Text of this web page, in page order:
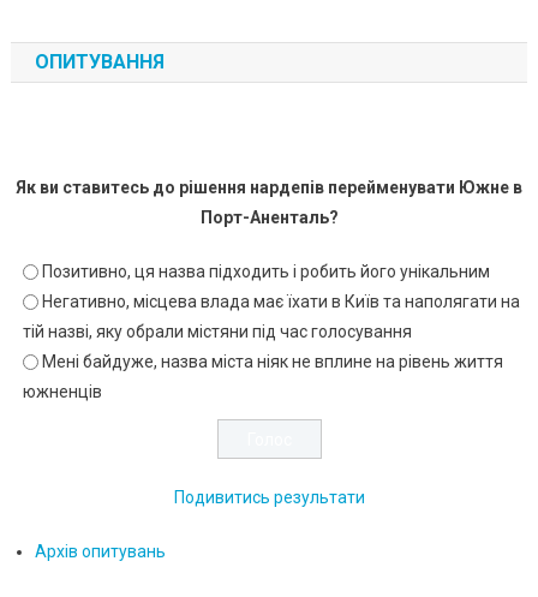
ОПИТУВАННЯ
Як ви ставитесь до рішення нардепів перейменувати Южне в
Порт-Аненталь?
Позитивно, ця назва підходить і робить його унікальним
Негативно, місцева влада має їхати в Київ та наполягати на
тій назві, яку обрали містяни під час голосування
Мені байдуже, назва міста ніяк не вплине на рівень життя
южненців
Подивитись результати
Архів опитувань